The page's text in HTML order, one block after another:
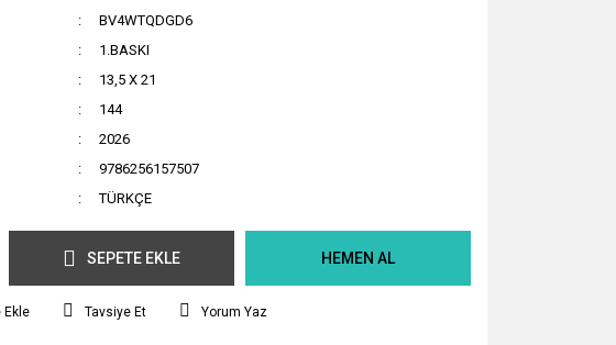
BV4WTQDGD6
1.BASKI
13,5 X 21
144
2026
9786256157507
TÜRKÇE
SEPETE EKLE HEMEN AL
Tavsiye Et Yorum Yaz